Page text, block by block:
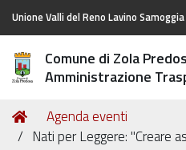
Unione Valli del Reno Lavino Samoggia
Comune di Zola
Amministrazione
Tu
sei
Home
Agenda eventi
Nati per Leggere: "Creare